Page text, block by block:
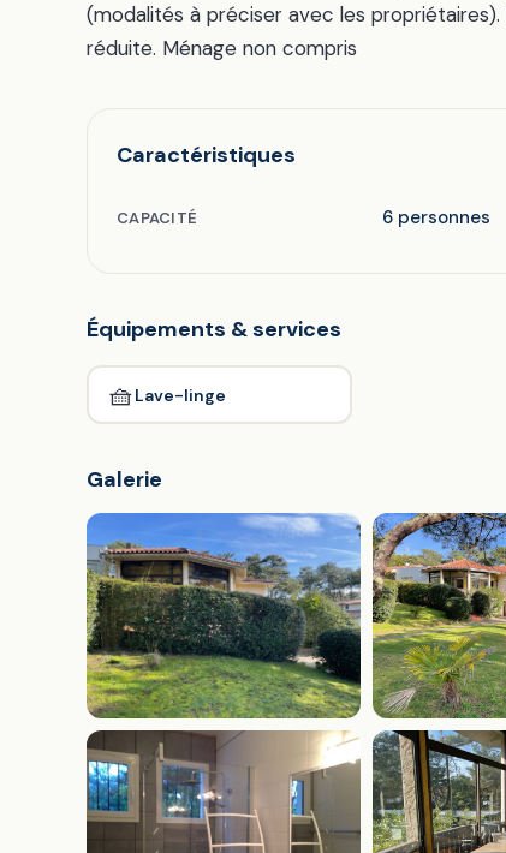
(modalités à préciser avec les
réduite. Ménage non compris
Caractéristiques
CAPACITÉ 6 personnes
Équipements & services
🧺Lave-linge
Galerie